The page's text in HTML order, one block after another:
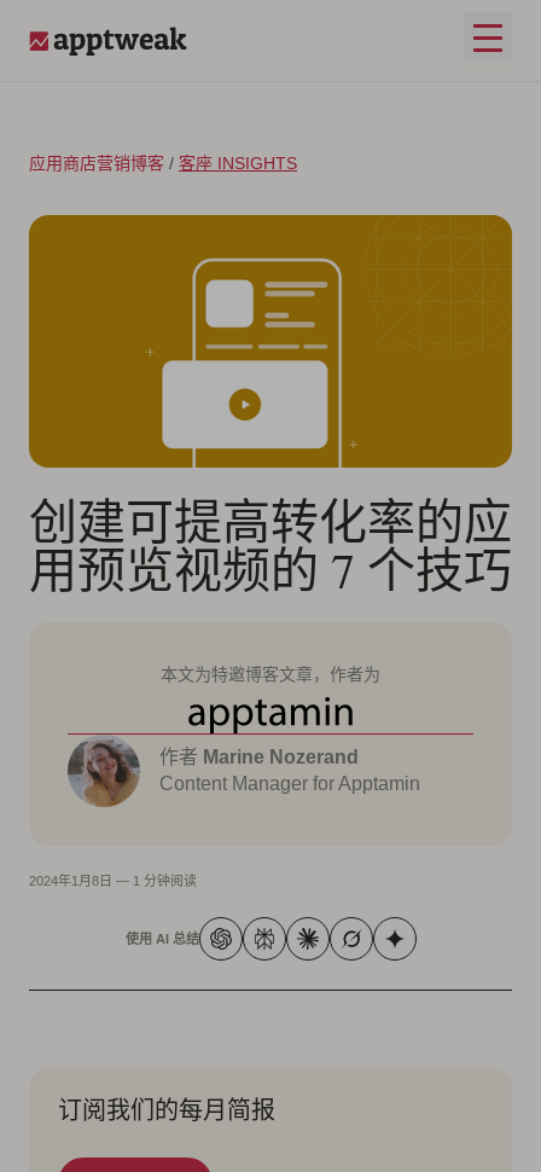
打开
应用商店营销博客 / 客座 INSIGHTS
创建可提高转化率的应
用预览视频的 7 个技巧
本文为特邀博客文章，作者为
作者 Marine Nozerand
Content Manager for Apptamin
2024年1月8日 — 1 分钟阅读
使用 AI 总结
订阅我们的每月简报